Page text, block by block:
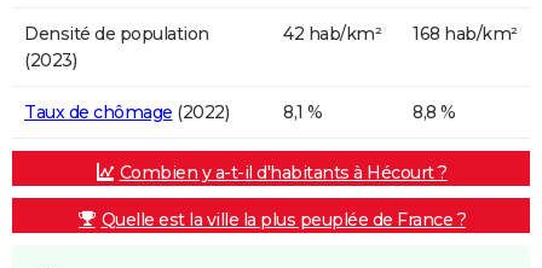
Densité de population
(2023)
42 hab/km² 168 hab/km²
Taux de chômage (2022) 8,1 % 8,8 %
Combien y a-t-il d'habitants à Hécourt ?
Quelle est la ville la plus peuplée de France ?